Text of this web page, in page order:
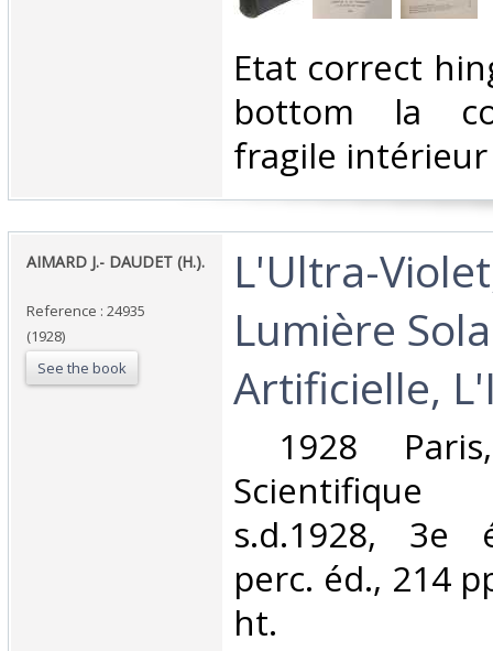
‎Etat correct
bottom la
fragile
‎AIMARD J.- DAUDET (H.).
Reference : 24935
(1928)
See the book
‎L'Ultra-
Lumière
Artificielle,
1928
s.d.1928, 3e
perc. éd., 214
ht.‎